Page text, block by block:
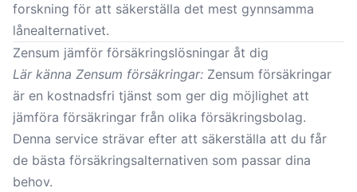
forskning för att säkerställa det mest gynnsamma
lånealternativet.
Zensum jämför försäkringslösningar åt dig
Lär känna Zensum försäkringar: Zensum försäkringar
är en kostnadsfri tjänst som ger dig möjlighet att
jämföra försäkringar från olika försäkringsbolag.
Denna service strävar efter att säkerställa att du får
de bästa försäkringsalternativen som passar dina
behov.